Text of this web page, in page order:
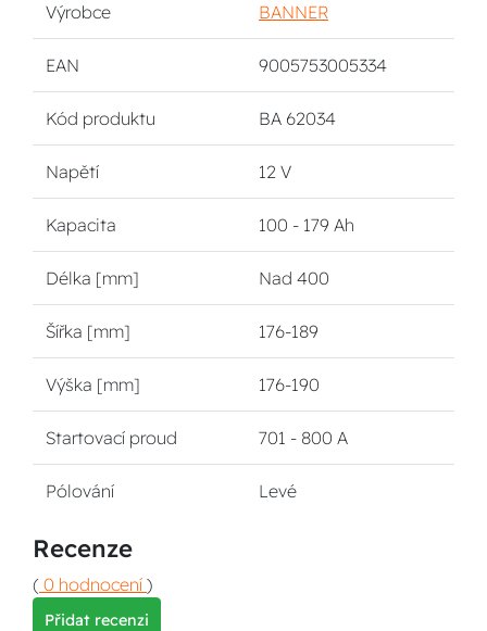
Výrobce BANNER
EAN 9005753005334
Kód produktu BA 62034
Napětí 12 V
Kapacita 100 - 179 Ah
Délka [mm] Nad 400
Šířka [mm] 176-189
Výška [mm] 176-190
Startovací proud 701 - 800 A
Pólování Levé
Recenze
( 0 hodnocení )
Přidat recenzi